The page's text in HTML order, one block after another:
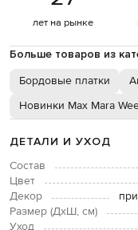
лет на рынке
Больше товаров из
Бордовые платки
Новинки Max Mara
ДЕТАЛИ И УХОД
Состав
Цвет
Декор
Размер (ДхШ, см)